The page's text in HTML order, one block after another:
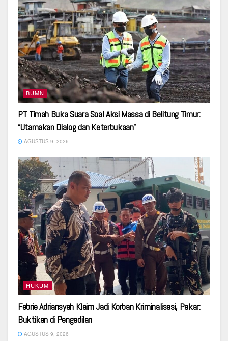
BUMN
PT Timah Buka Suara Soal Aksi Massa di Belitung Timur:
“Utamakan Dialog dan Keterbukaan”
AGUSTUS 9, 2026
HUKUM
Febrie Adriansyah Klaim Jadi Korban Kriminalisasi, Pakar:
Buktikan di Pengadilan
AGUSTUS 9, 2026